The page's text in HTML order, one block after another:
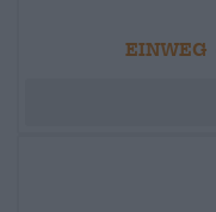
EINWEG